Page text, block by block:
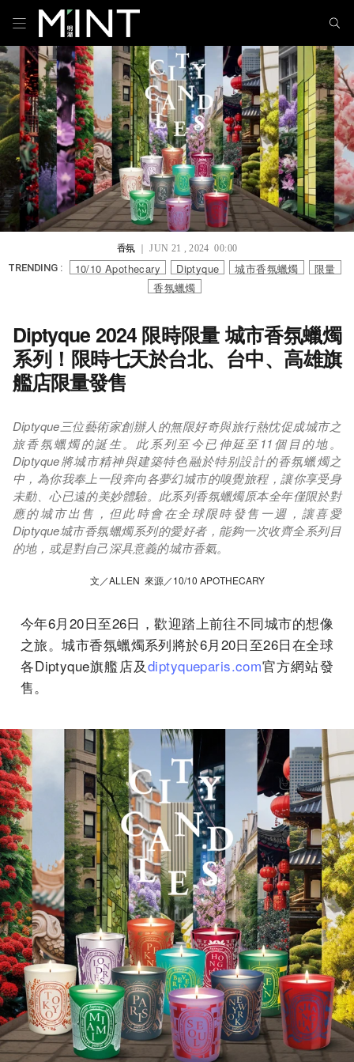
香氛｜ JUN 21 , 2024 00:00
TRENDING : 10/10 Apothecary Diptyque 城市香氛蠟燭
限量
香氛蠟燭
Diptyque 2024 限時限量 城市香氛蠟燭
系列！限時七天於台北、台中、高雄旗
艦店限量發售
Diptyque三位藝術家創辦人的無限好奇與旅行熱忱促成城市之
旅香氛蠟燭的誕生。此系列至今已伸延至11個目的地。
Diptyque將城市精神與建築特色融於特别設計的香氛蠟燭之
中，為你我奉上一段奔向各夢幻城市的嗅覺旅程，讓你享受身
未動、心已遠的美妙體驗。此系列香氛蠟燭原本全年僅限於對
應的城市出售，但此時會在全球限時發售一週，讓喜愛
Diptyque城市香氛蠟燭系列的愛好者，能夠一次收齊全系列目
的地，或是對自己深具意義的城市香氣。
文／ALLEN 來源／10/10 APOTHECARY
今年6月20日至26日 ，歡迎踏上前往不同城市的想像
之旅。城市香氛蠟燭系列將於6月20日至26日在全球
各Diptyque旗艦店及diptyqueparis.com官方網站發
售。